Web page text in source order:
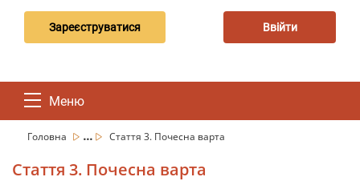
Зареєструватися Ввійти
Меню
Головна ... Стаття 3. Почесна варта
Стаття 3. Почесна варта